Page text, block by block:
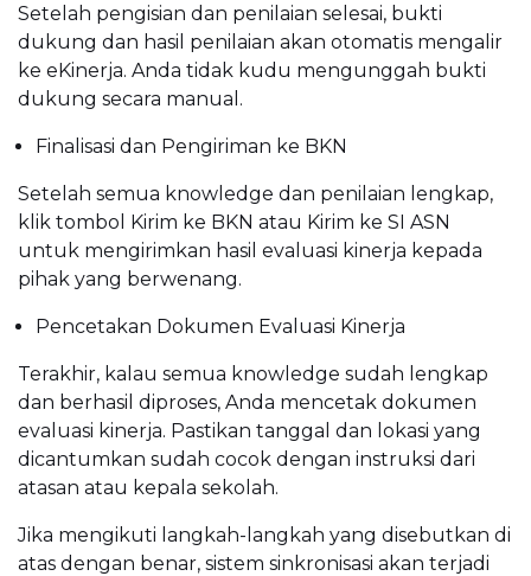
Setelah pengisian dan penilaian selesai, bukti
dukung dan hasil penilaian akan otomatis mengalir
ke eKinerja. Anda tidak kudu mengunggah bukti
dukung secara manual.
Finalisasi dan Pengiriman ke BKN
Setelah semua knowledge dan penilaian lengkap,
klik tombol Kirim ke BKN atau Kirim ke SI ASN
untuk mengirimkan hasil evaluasi kinerja kepada
pihak yang berwenang.
Pencetakan Dokumen Evaluasi Kinerja
Terakhir, kalau semua knowledge sudah lengkap
dan berhasil diproses, Anda mencetak dokumen
evaluasi kinerja. Pastikan tanggal dan lokasi yang
dicantumkan sudah cocok dengan instruksi dari
atasan atau kepala sekolah.
Jika mengikuti langkah-langkah yang disebutkan di
atas dengan benar, sistem sinkronisasi akan terjadi